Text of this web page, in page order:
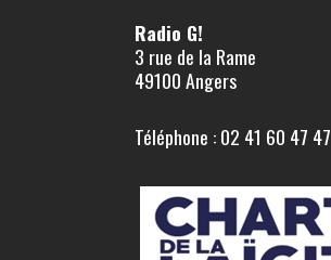
Radio G!
3 rue de la Rame
49100 Angers
Téléphone : 02 41 60 47 47